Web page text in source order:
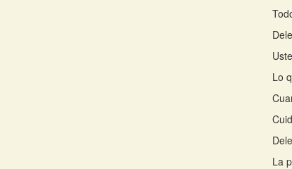
Lo
La